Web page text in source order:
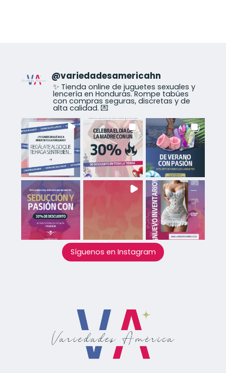
@variedadesamericahn
✨ Tienda online de juguetes sexuales y
lencería en Honduras. Rompe tabúes
con compras seguras, discretas y de
alta calidad. 💌
Síguenos en Instagram